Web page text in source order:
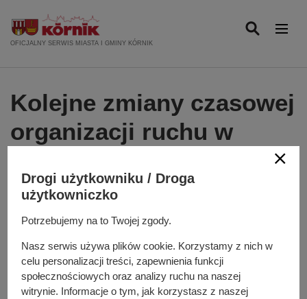
OFICJALNY SERWIS MIASTA I GMINY KÓRNIK
Kolejne zmiany czasowej
organizacji ruchu w
związku z budową dróg
powiatowych Borówiec-
Koninko-Lotnisko
Poznań-Krzesiny
Dodano2025-07-18
Drogi użytkowniku / Droga
użytkowniczko
Potrzebujemy na to Twojej zgody.
Nasz serwis używa plików cookie. Korzystamy z nich w
celu personalizacji treści, zapewnienia funkcji
społecznościowych oraz analizy ruchu na naszej
witrynie. Informacje o tym, jak korzystasz z naszej